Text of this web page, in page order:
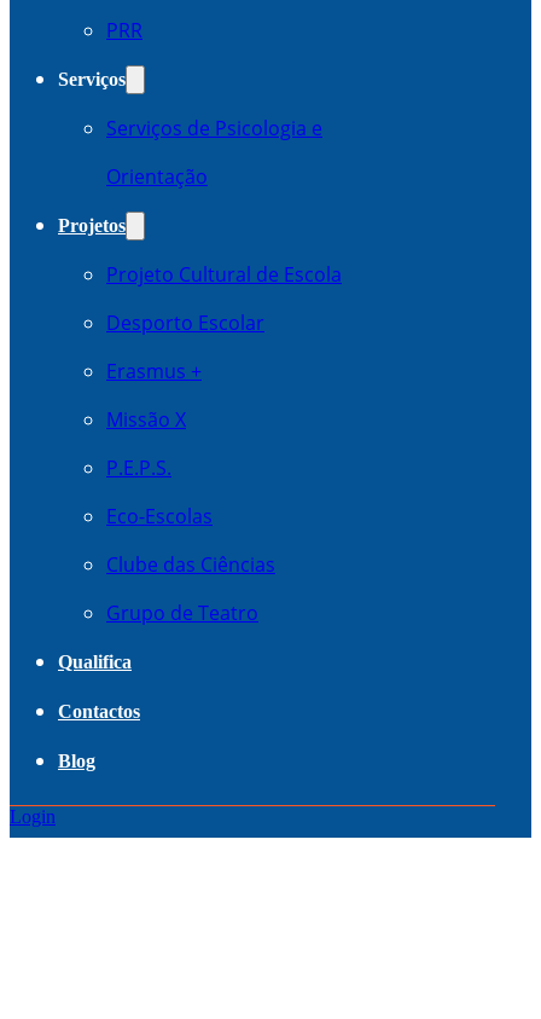
PRR
Serviços
Serviços de Psicologia e
Orientação
Projetos
Projeto Cultural de Escola
Desporto Escolar
Erasmus +
Missão X
P.E.P.S.
Eco-Escolas
Clube das Ciências
Grupo de Teatro
Qualifica
Contactos
Blog
Login